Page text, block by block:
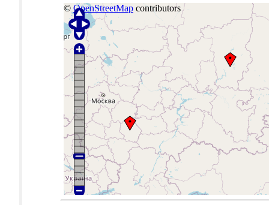
© OpenStreetMap contributors